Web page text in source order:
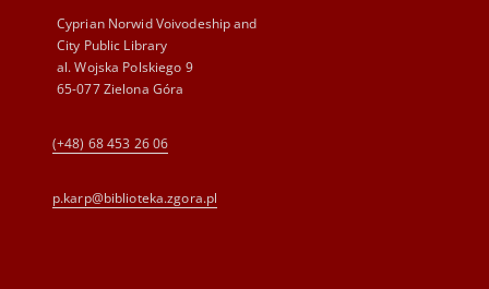
Cyprian Norwid Voivodeship and
City Public Library
al. Wojska Polskiego 9
65-077 Zielona Góra
(+48) 68 453 26 06
p.karp@biblioteka.zgora.pl